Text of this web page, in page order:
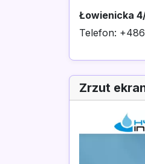
Łowienicka
Telefon:
Zrzut